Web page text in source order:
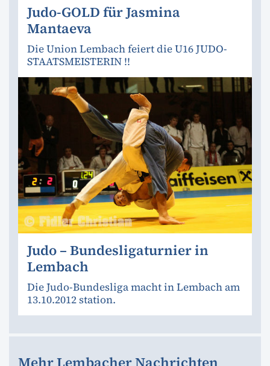
Judo-GOLD für Jasmina
Mantaeva
Die Union Lembach feiert die U16 JUDO-
STAATSMEISTERIN !!
Judo – Bundesligaturnier in
Lembach
Die Judo-Bundesliga macht in Lembach am
13.10.2012 station.